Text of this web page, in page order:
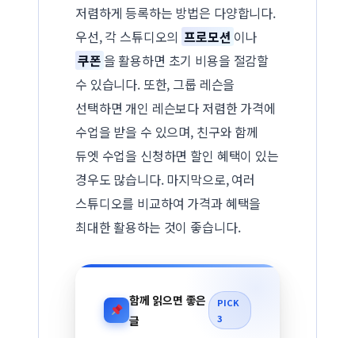
저렴하게 등록하는 방법은 다양합니다.
우선, 각 스튜디오의 프로모션 이나
쿠폰 을 활용하면 초기 비용을 절감할
수 있습니다. 또한, 그룹 레슨을
선택하면 개인 레슨보다 저렴한 가격에
수업을 받을 수 있으며, 친구와 함께
듀엣 수업을 신청하면 할인 혜택이 있는
경우도 많습니다. 마지막으로, 여러
스튜디오를 비교하여 가격과 혜택을
최대한 활용하는 것이 좋습니다.
함께 읽으면 좋은
글
PICK
3